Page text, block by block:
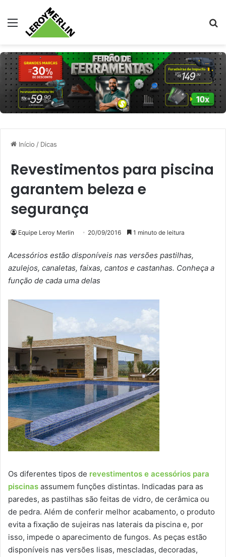
Menu
Início / Dicas
Revestimentos para piscina
garantem beleza e
segurança
Equipe Leroy Merlin 20/09/2016 1 minuto de leitura
Acessórios estão disponíveis nas versões pastilhas,
azulejos, canaletas, faixas, cantos e castanhas. Conheça a
função de cada uma delas
Os diferentes tipos de revestimentos e acessórios para
piscinas assumem funções distintas. Indicadas para as
paredes, as pastilhas são feitas de vidro, de cerâmica ou
de pedra. Além de conferir melhor acabamento, o produto
evita a fixação de sujeiras nas laterais da piscina e, por
isso, impede o aparecimento de fungos. As peças estão
disponíveis nas versões lisas, mescladas, decoradas,